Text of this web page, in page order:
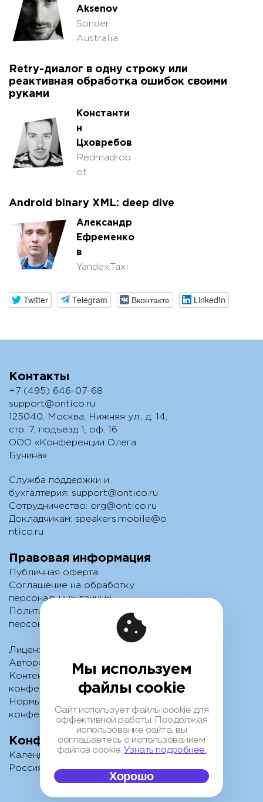
Aksenov
Sonder
Australia
Retry-диалог в одну строку или
реактивная обработка ошибок своими
руками
Константи
н
Цховребов
Redmadrob
ot
Android binary XML: deep dive
Александр
Ефременко
в
Yandex.Taxi
Twitter Telegram Вконтакте LinkedIn
Контакты
+7 (495) 646-07-68
support@ontico.ru
125040, Москва, Нижняя ул., д. 14,
стр. 7, подъезд 1, оф. 16
ООО «Конференции Олега
Бунина»
Служба поддержки и
бухгалтерия: support@ontico.ru
Сотрудничество: org@ontico.ru
Докладчикам: speakers.mobile@o
ntico.ru
Конференции
Календарь
Россия IV
Правовая информация
Публичная оферта
Соглашение на обработку
персональных данных
Политика обработки
персональных данных
Лицензионный договор с
Автором
Контентная политика
конференции
Нормы поведения для
конференции
Мы используем
файлы cookie
Сайт использует файлы cookie для
эффективной работы. Продолжая
использование сайта, вы
соглашаетесь с использованием
файлов cookie.Узнать подробнее.
Хорошо